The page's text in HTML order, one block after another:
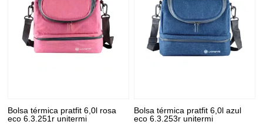
Bolsa térmica pratfit 6,0l rosa
eco 6.3.251r unitermi
Bolsa térmica pratfit 6,0l azul
eco 6.3.253r unitermi